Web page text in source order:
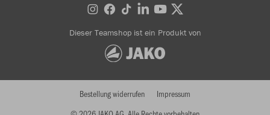
Dieser Teamshop ist ein Produkt von
Bestellung widerrufen Impressum